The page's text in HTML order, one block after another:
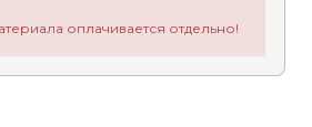
оплачивается отдельно!